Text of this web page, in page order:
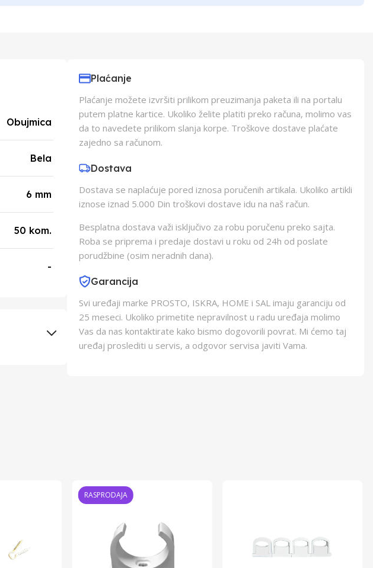
Obujmica
Bela
6 mm
50 kom.
-
Plaćanje
Plaćanje možete izvršiti prilikom preuzimanja paketa ili na portalu
putem platne kartice. Ukoliko želite platiti preko računa, molimo vas
da to navedete prilikom slanja korpe. Troškove dostave plaćate
zajedno sa računom.
Dostava
Dostava se naplaćuje pored iznosa poručenih artikala. Ukoliko artikli
iznose iznad 5.000 Din troškovi dostave idu na naš račun.
Besplatna dostava važi isključivo za robu poručenu preko sajta.
Roba se priprema i predaje dostavi u roku od 24h od poslate
porudžbine (osim neradnih dana).
Garancija
Svi uređaji marke PROSTO, ISKRA, HOME i SAL imaju garanciju od
25 meseci. Ukoliko primetite nepravilnost u radu uređaja molimo
Vas da nas kontaktirate kako bismo dogovorili povrat. Mi ćemo taj
uređaj proslediti u servis, a odgovor servisa javiti Vama.
RASPRODAJA